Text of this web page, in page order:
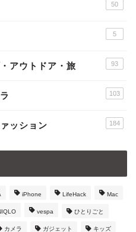
50
5
アウトドア・旅 93
103
ッション 184
iPhone LifeHack Mac
vespa ひとりごと
カメラ ガジェット キッズ